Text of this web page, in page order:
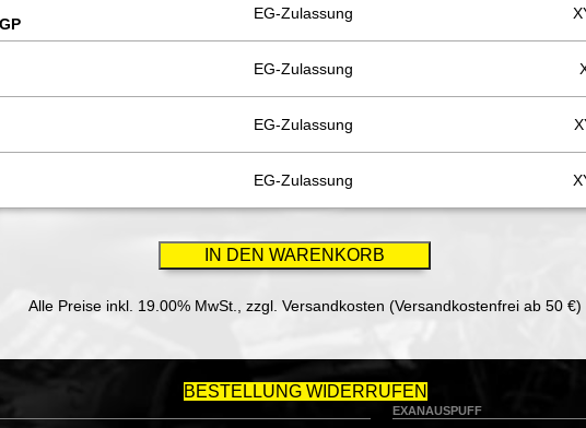
EG-Zulassung
EG-Zulassung
EG-Zulassung
EG-Zulassung
Alle Preise inkl. 19.00% MwSt., zzgl. Versandkosten (Versandkostenfrei ab 50 €)
BESTELLUNG WIDERRUFEN
EXANAUSPUFF